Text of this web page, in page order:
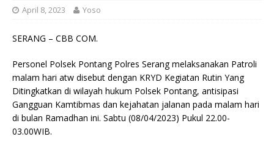
April 8, 2023 Yoso
SERANG – CBB COM.
Personel Polsek Pontang Polres Serang melaksanakan Patroli
malam hari atw disebut dengan KRYD Kegiatan Rutin Yang
Ditingkatkan di wilayah hukum Polsek Pontang, antisipasi
Gangguan Kamtibmas dan kejahatan jalanan pada malam hari
di bulan Ramadhan ini. Sabtu (08/04/2023) Pukul 22.00-
03.00WIB.